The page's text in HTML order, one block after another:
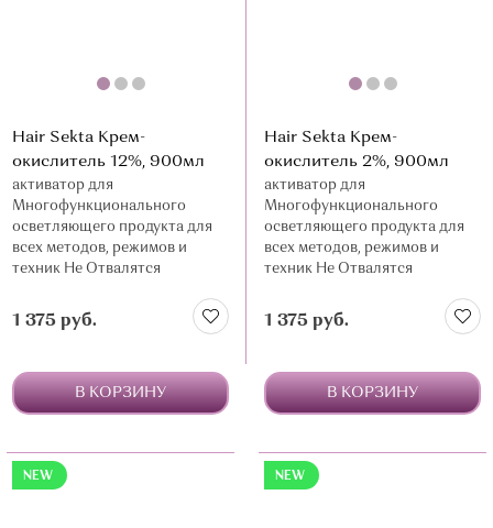
Hair Sekta Крем-
окислитель 12%, 900мл
активатор для
Многофункционального
осветляющего продукта для
всех методов, режимов и
техник Не Отвалятся
1 375 руб.
В КОРЗИНУ
Hair Sekta Крем-
окислитель 2%, 900мл
активатор для
Многофункционального
осветляющего продукта для
всех методов, режимов и
техник Не Отвалятся
1 375 руб.
В КОРЗИНУ
NEW NEW